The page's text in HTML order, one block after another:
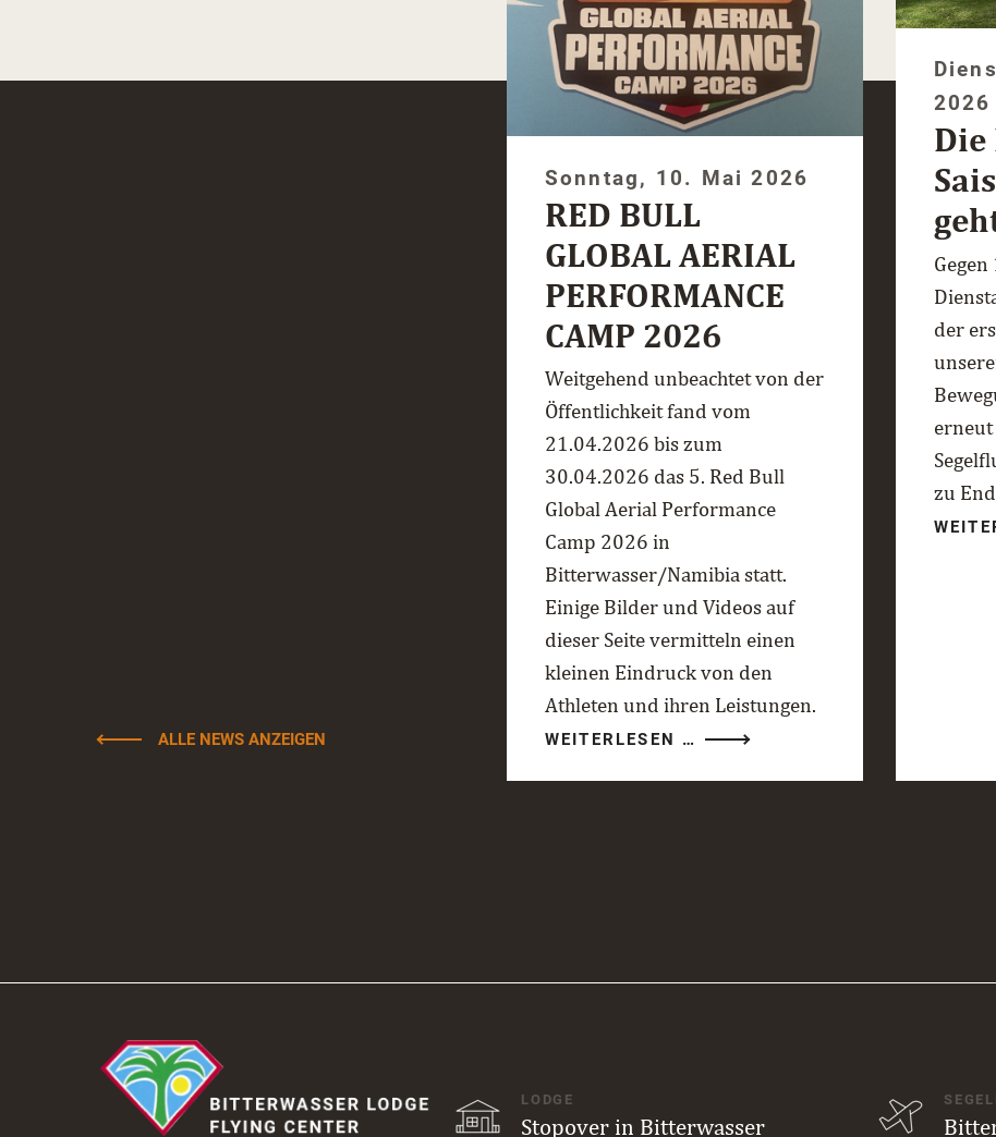
ALLE NEWS ANZEIGEN
Sonntag, 10. Mai 2026
RED BULL
GLOBAL AERIAL
PERFORMANCE
CAMP 2026
Weitgehend unbeachtet von der
Öffentlichkeit fand vom
21.04.2026 bis zum
30.04.2026 das 5. Red Bull
Global Aerial Performance
Camp 2026 in
Bitterwasser/Namibia statt.
Einige Bilder und Videos auf
dieser Seite vermitteln einen
kleinen Eindruck von den
Athleten und ihren Leistungen.
WEITERLESEN … BULL
AERIAL
2026
Die
der
zu
LODGE
Stopover in Bitterwasser